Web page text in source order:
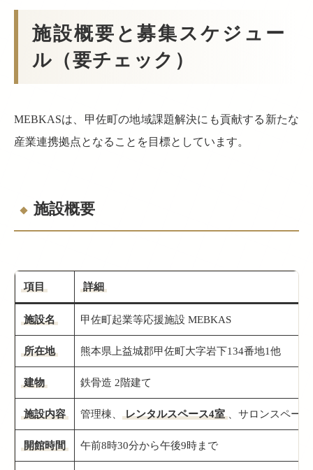
施設概要と募集スケジュー
ル（要チェック）
MEBKASは、甲佐町の地域課題解決にも貢献する新たな
産業連携拠点となることを目標としています。
施設概要
項目 詳細
施設名 甲佐町起業等応援施設 MEBKAS
所在地 熊本県上益城郡甲佐町大字岩下134番地1他
建物 鉄骨造 2階建て
施設内容 管理棟、 レンタルスペース4室 、サロンスペー
開館時間 午前8時30分から午後9時まで